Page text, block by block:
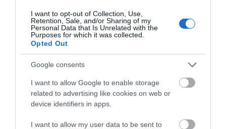
I want to opt-out of Collection, Use,
Retention, Sale, and/or Sharing of my
Personal Data that Is Unrelated with the
Purposes for which it was collected.
Opted Out
Google consents
I want to allow Google to enable storage
related to advertising like cookies on web or
device identifiers in apps.
I want to allow my user data to be sent to
για την ύδρευση και 3000,00 ΚΑΕ 034 για την
αποχέτευση? Από το 2011 έως σήμερα οι
μισθοί έχουν μειωθεί 40 έως 50%.
ΑΠΆΝΤΗΣΗ
ΑΠΩΝ
26/12/2015 στις 19:34
Γιατί δεν παραβρέθηκε ο Δήμαρχος???